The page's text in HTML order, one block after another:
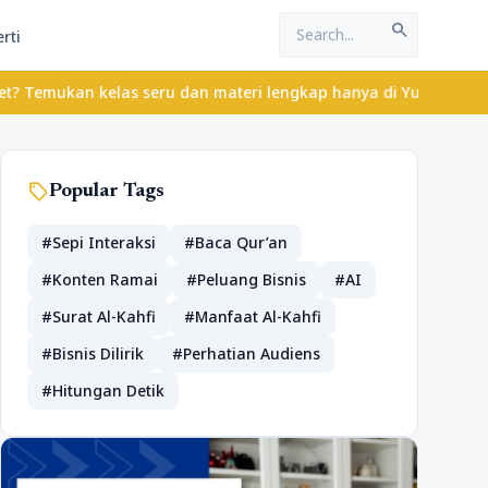
search
seru dan materi lengkap hanya di YukBelajar.com. Mulai
sellPopular Tags
#Sepi Interaksi
#Baca Qur’an
#Konten Ramai
#Peluang Bisnis
#AI
#Surat Al-Kahfi
#Manfaat Al-Kahfi
#Bisnis Dilirik
#Perhatian Audiens
#Hitungan Detik